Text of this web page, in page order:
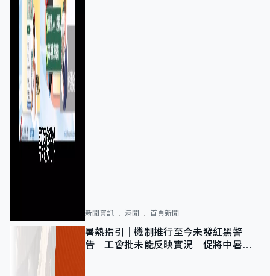
新聞資訊 港聞 首頁新聞
暑熱指引｜機制推行至今未發紅黑警
告 工會批未能反映實況 促將中暑列